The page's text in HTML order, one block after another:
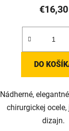
€16,30
DO
Nádherné,
chirurgickej ocele,
dizajn.